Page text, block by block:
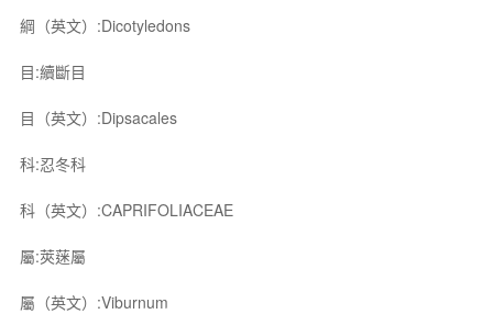
綱（英文）:Dicotyledons
目:續斷目
目（英文）:Dipsacales
科:忍冬科
科（英文）:CAPRIFOLIACEAE
屬:莢蒾屬
屬（英文）:Viburnum